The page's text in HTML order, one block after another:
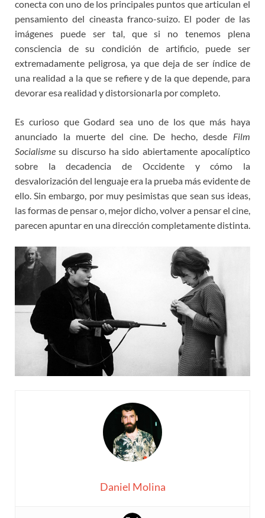
conecta con uno de los principales puntos que articulan el
pensamiento del cineasta franco-suizo. El poder de las
imágenes puede ser tal, que si no tenemos plena
consciencia de su condición de artificio, puede ser
extremadamente peligrosa, ya que deja de ser índice de
una realidad a la que se refiere y de la que depende, para
devorar esa realidad y distorsionarla por completo.
Es curioso que Godard sea uno de los que más haya
anunciado la muerte del cine. De hecho, desde Film
Socialisme su discurso ha sido abiertamente apocalíptico
sobre la decadencia de Occidente y cómo la
desvalorización del lenguaje era la prueba más evidente de
ello. Sin embargo, por muy pesimistas que sean sus ideas,
las formas de pensar o, mejor dicho, volver a pensar el cine,
parecen apuntar en una dirección completamente distinta.
Daniel Molina